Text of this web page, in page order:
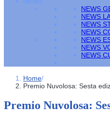
NEWS
NEWS
NEWS
NEWS
NEWS
NEWS
NEWS
Home/
Premio Nuvolosa: Sesta
Premio Nuvolosa: